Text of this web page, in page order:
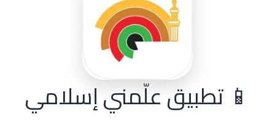
📱 تطبيق علّمني إسلامي